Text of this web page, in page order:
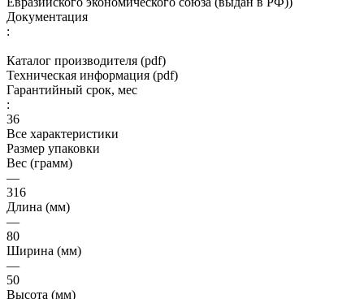
Документация
:
Каталог производителя (pdf)
Техническая информация (pdf)
Гарантийный срок, мес
:
36
Все характеристики
Размер упаковки
Вес (грамм)
—
316
Длина (мм)
—
80
Ширина (мм)
—
50
Высота (мм)